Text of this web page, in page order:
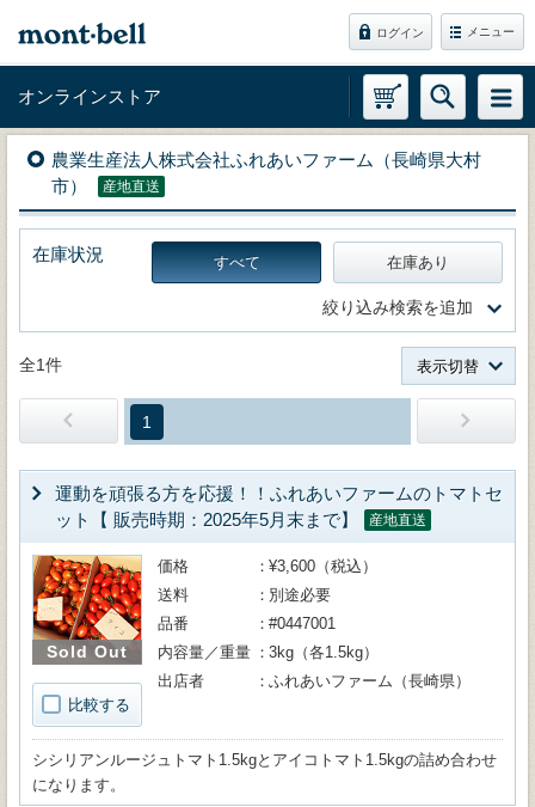
ログイン メニュー
オンラインストア
農業生産法人株式会社ふれあいファーム（長崎県大村
市）
産地直送
在庫状況 すべて 在庫あり
絞り込み検索を追加
全1件 表示切替
1
運動を頑張る方を応援！！ふれあいファームのトマトセ
ット【 販売時期：2025年5月末まで】
産地直送
Sold Out
比較する
価格
¥3,600（税込）
送料
別途必要
品番
#0447001
内容量／重量
3kg（各1.5kg）
出店者
ふれあいファーム（長崎県）
シシリアンルージュトマト1.5kgとアイコトマト1.5kgの詰め合わせ
になります。